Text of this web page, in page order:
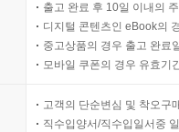
출고 완료 후 10일 이내의
디지털 콘텐츠인 eBook의
중고상품의 경우 출고 완료
모바일 쿠폰의 경우 유효기
고객의 단순변심 및 착오구
직수입양서/직수입일서중